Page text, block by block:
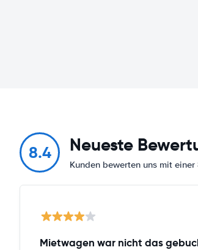
8.4 Neueste
Kunden bewerten uns mit
Mietwagen war nicht das